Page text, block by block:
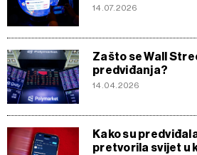
14.07.2026
Zašto se Wall
predviđanja?
14.04.2026
Kako su
pretvorila svijet u